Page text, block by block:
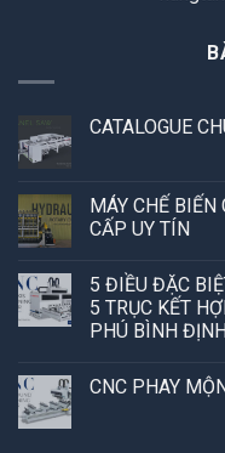
CATALOGUE
MÁY CHẾ
CẤP UY TÍN
5 ĐIỀU ĐẶC
5 TRỤC KẾT
PHÚ BÌNH ĐỊNH
CNC PHAY